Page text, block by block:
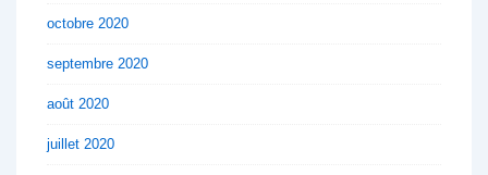
octobre 2020
septembre 2020
août 2020
juillet 2020